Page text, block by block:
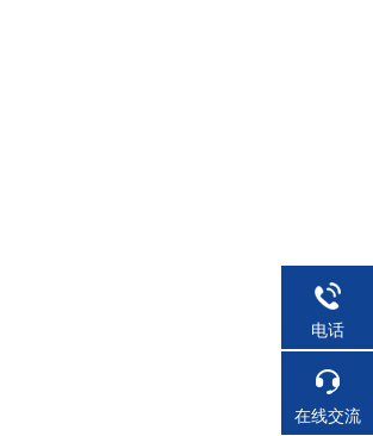
电话
在线交流